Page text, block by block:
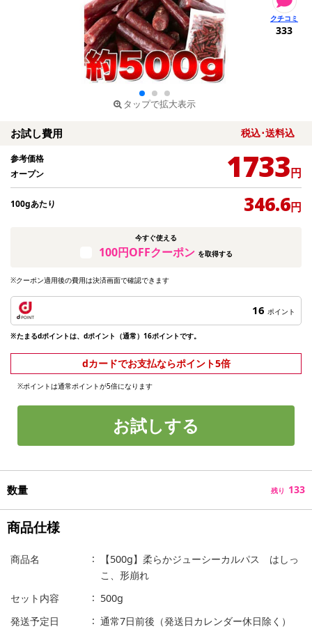
タップで拡大表示
333
お試し費用 税込･送料込
参考価格
オープン
1733円
100gあたり 346.6円
今すぐ使える
100円OFFクーポン を取得する
※クーポン適用後の費用は決済画面で確認できます
16 ポイント
※たまるdポイントは、dポイント（通常）16ポイントです。
dカードでお支払ならポイント5倍
※ポイントは通常ポイントが5倍になります
お試しする
数量 残り 133
商品仕様
商品名
【500g】柔らかジューシーカルパス はしっ
こ、形崩れ
セット内容
500g
発送予定日
通常7日前後（発送日カレンダー休日除く）